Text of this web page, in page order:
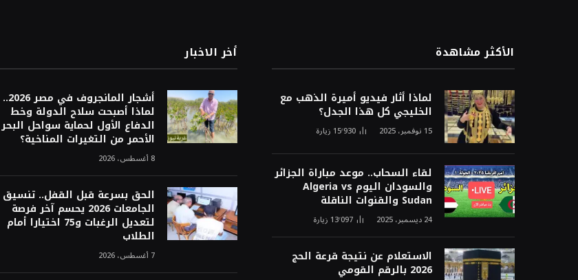
الأكثر مشاهدة
لماذا أثار فيديو أميرة الذهب مع
الخليجي كل هذا الجدل؟
15 نوفمبر، 2025 15٬930 زيارة
لقاء السحاب.. موعد مباراة الجزائر
والسودان اليوم Algeria vs
Sudan والقنوات الناقلة
24 ديسمبر، 2025 13٬097 زيارة
الاستعلام عن نتيجة قرعة الحج
2026 بالرقم القومي
أخر الاخبار
أشجار المانجروف في مصر 2026..
لماذا أصبحت سلاح الدولة وخط
الدفاع الأول لحماية سواحل البحر
الأحمر من التغيرات المناخية؟
8 أغسطس، 2026
الحق بسرعة قبل القفل.. تنسيق
الجامعات 2026 يحسم آخر فرصة
لتعديل الرغبات و75 اختيارا أمام
الطلاب
7 أغسطس، 2026